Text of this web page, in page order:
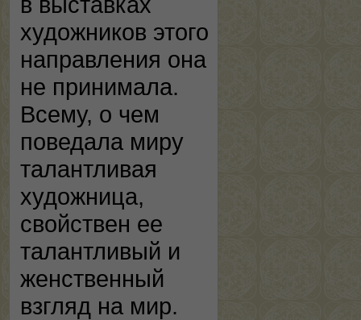
художников этого
направления она
не принимала.
Всему, о чем
поведала миру
талантливая
художница,
свойствен ее
талантливый и
женственный
взгляд на мир.